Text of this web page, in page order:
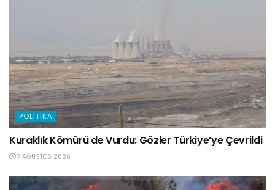
POLITIKA
Kuraklık Kömürü de Vurdu: Gözler Türkiye’ye Çevrildi
7 AĞUSTOS 2026